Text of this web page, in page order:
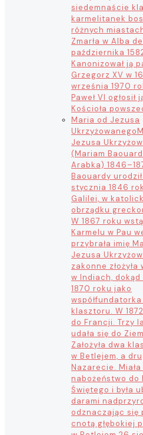
siedemnaście
karmelitanek
różnych
Zmarła w Alba
października
Kanonizował ją
Grzegorz XV w
września 1970
Paweł VI ogłosił
Kościoła
Maria od Jezusa
Ukrzyżowanego
Jezusa
(Mariam
Arabka)
Baouardy
stycznia 1846
Galilei, w
obrządku
W 1867 roku
Karmelu w Pau
przybrała imię
Jezusa
zakonne złożyła
w Indiach, dokąd
1870 roku jako
klasztoru. W
do Francji. Trzy
udała się do
Założyła dwa
w Betlejem, a
Nazarecie.
nabożeństwo do
Świętego i była
darami
odznaczając się
cnotą głębokiej